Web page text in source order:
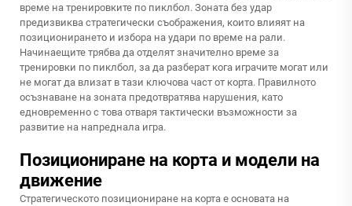
време на тренировките по пиклбол. Зоната без удар
предизвиква стратегически съображения, които влияят на
позиционирането и избора на удари по време на рали.
Начинаещите трябва да отделят значително време за
тренировки по пиклбол, за да разберат кога играчите могат или
не могат да влизат в тази ключова част от корта. Правилното
осъзнаване на зоната предотвратява нарушения, като
едновременно с това отваря тактически възможности за
развитие на напреднала игра.
Позициониране на корта и модели на
движение
Стратегическото позициониране на корта е основата на